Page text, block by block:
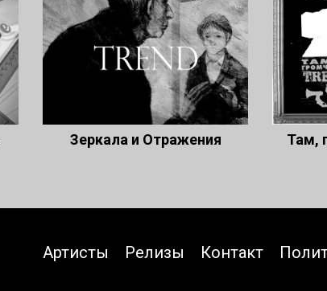
Зеркала и Отражения
Там,
Артисты Релизы Контакт